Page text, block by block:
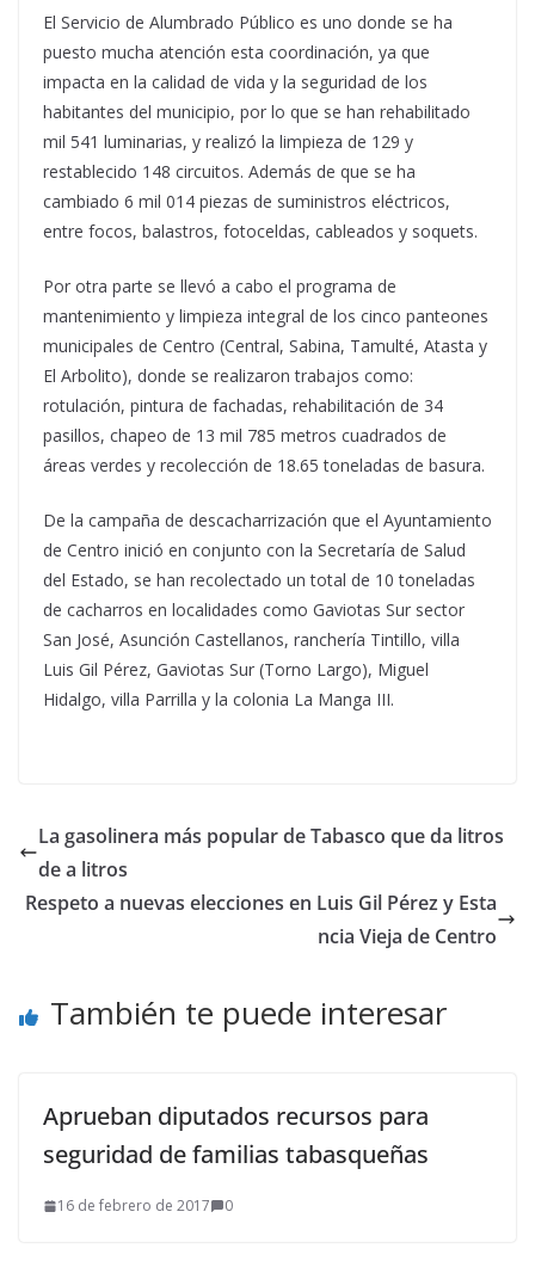
El Servicio de Alumbrado Público es uno donde se ha
puesto mucha atención esta coordinación, ya que
impacta en la calidad de vida y la seguridad de los
habitantes del municipio, por lo que se han rehabilitado
mil 541 luminarias, y realizó la limpieza de 129 y
restablecido 148 circuitos. Además de que se ha
cambiado 6 mil 014 piezas de suministros eléctricos,
entre focos, balastros, fotoceldas, cableados y soquets.
Por otra parte se llevó a cabo el programa de
mantenimiento y limpieza integral de los cinco panteones
municipales de Centro (Central, Sabina, Tamulté, Atasta y
El Arbolito), donde se realizaron trabajos como:
rotulación, pintura de fachadas, rehabilitación de 34
pasillos, chapeo de 13 mil 785 metros cuadrados de
áreas verdes y recolección de 18.65 toneladas de basura.
De la campaña de descacharrización que el Ayuntamiento
de Centro inició en conjunto con la Secretaría de Salud
del Estado, se han recolectado un total de 10 toneladas
de cacharros en localidades como Gaviotas Sur sector
San José, Asunción Castellanos, ranchería Tintillo, villa
Luis Gil Pérez, Gaviotas Sur (Torno Largo), Miguel
Hidalgo, villa Parrilla y la colonia La Manga III.
La gasolinera más popular de Tabasco que da litros
de a litros
Respeto a nuevas elecciones en Luis Gil Pérez y Esta
ncia Vieja de Centro
También te puede interesar
Aprueban diputados recursos para
seguridad de familias tabasqueñas
16 de febrero de 2017 0